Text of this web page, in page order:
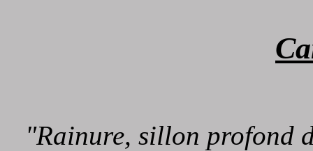
"Rainure, sillon profond